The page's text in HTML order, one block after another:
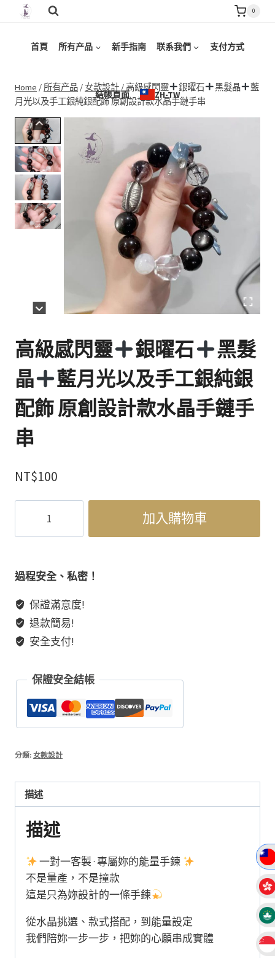
content
0
首頁 所有产品 新手指南 联系我們 支付方式
結帳頁面 ZH-TW
Home / 所有产品 /女款設計 /高級感閃靈 銀曜石 黑髮晶
藍
月光以及手工銀純銀配飾 原創設計款水晶手鏈手串
高級感閃靈 銀曜石
黑髮
晶
藍月光以及手工銀純銀
配飾 原創設計款水晶手鏈手
串
NT$100
感
靈
銀
曜
石
月
及
加入購物車
過程安全、私密！
保證滿意度!
退款簡易!
安全支付!
保證安全結帳
分類: 女款設計
描述
描述
一對一客製 · 專屬妳的能量手鍊
不是量產，不是撞款
這是只為妳設計的一條手鍊
從水晶挑選、款式搭配，到能量設定
我們陪妳一步一步，把妳的心願串成實體